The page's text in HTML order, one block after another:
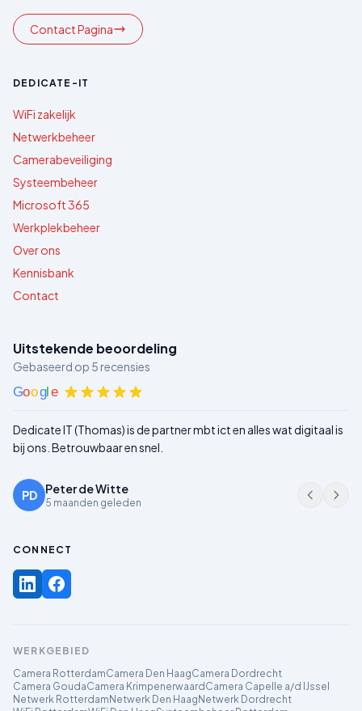
Contact Pagina
DEDICATE-IT
WiFi zakelijk
Netwerkbeheer
Camerabeveiliging
Systeembeheer
Microsoft 365
Werkplekbeheer
Over ons
Kennisbank
Contact
Uitstekende beoordeling
Gebaseerd op 5 recensies
Googl e
Dedicate IT (Thomas) is de partner mbt ict en alles wat digitaal is
bij ons. Betrouwbaar en snel.
PD Peter de Witte
5 maanden geleden
CONNECT
WERKGEBIED
Camera RotterdamCamera Den HaagCamera Dordrecht
Camera GoudaCamera Krimpenerwaard Camera Capelle a/d IJssel
Netwerk Rotterdam Netwerk Den Haag Netwerk Dordrecht